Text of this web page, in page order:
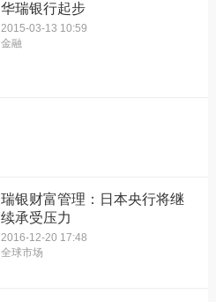
华瑞银行起步
2015-03-13 10:59
金融
瑞银财富管理：日本央行将继
续承受压力
2016-12-20 17:48
全球市场